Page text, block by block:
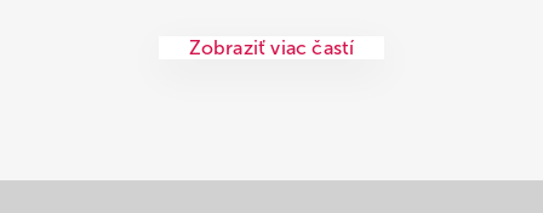
Zobraziť viac častí